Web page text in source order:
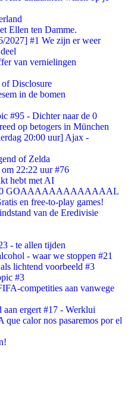
Ellen ten Damme.
2027] #1 We zijn er weer
van vernielingen
Disclosure
in de bomen
#95 - Dichter naar de 0
op betogers in München
20:00 uur] Ajax -
of Zelda
22:22 uur #76
hebt met AI
GOAAAAAAAAAAAAAL
en free-to-play games!
van de Eredivisie
- te allen tijden
- waar we stoppen #21
lichtend voorbeeld #3
#3
competities aan vanwege
aan ergert #17 - Werklui
que calor nos pasaremos por el